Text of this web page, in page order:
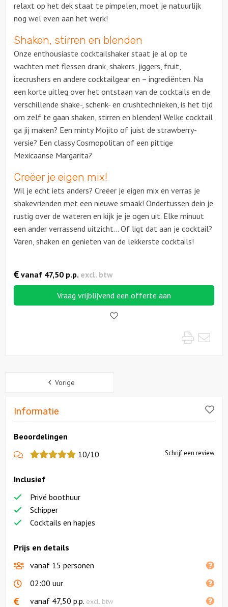
Sportieve activiteiten
Dinerspellen
Workshops
Creatieve workshops
Culinaire workshops
Actieve workshops
Muzikale workshops
Online workshops
Teamtrainingen
Rondleidingen
Wandelingen
Locaties
relaxt op het dek staat te pimpelen, moet je natuurlijk
nog wel even aan het werk!
Shaken, stirren en blenden
Onze enthousiaste cocktailshaker staat je al op te
wachten met flessen drank, shakers, jiggers, fruit,
icecrushers en andere cocktailgear en – ingrediënten. Na
een korte uitleg over het ontstaan van de cocktails en de
verschillende shake-, schenk- en crushtechnieken, is het tijd
om zelf te gaan shaken, stirren en blenden! Welke cocktail
ga jij maken? Een minty Mojito of juist de strawberry-
versie? Een classy Cosmopolitan of een pittige
Mexicaanse Margarita?
Creëer je eigen mix!
Wil je echt iets anders? Creëer je eigen mix en verras je
shakevrienden met een nieuwe smaak! Ondertussen dein je
rustig over de wateren en kijk je je ogen uit. Elke minuut
een ander verrassend uitzicht… Of ligt dat aan je cocktail?
Varen, shaken en genieten van de lekkerste cocktails!
Vraag vrijblijvend een offerte aan
Like!
vanaf 47,50 p.p. excl. btw
Print
Vorige
Informatie
Beoordelingen
10/10
Schrijf een review
Prijs en details
vanaf 15 personen
02:00 uur
vanaf 47,50 p.p. excl. btw
Inclusief
Privé boothuur
Schipper
Cocktails en hapjes